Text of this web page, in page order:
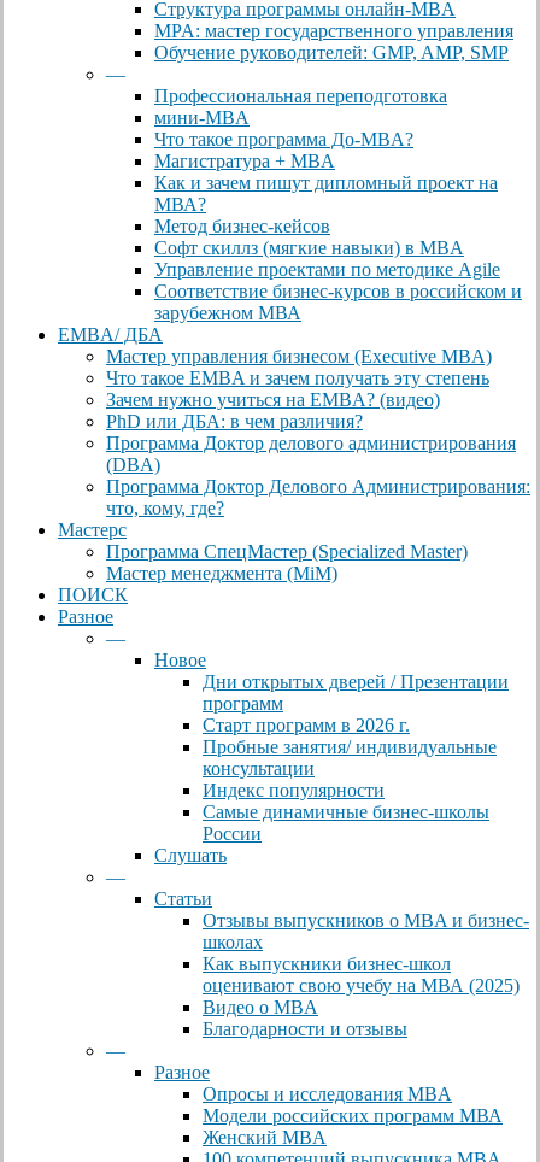
Cтруктура программы онлайн-MBA
MPA: мастер государственного управления
Обучение руководителей: GMP, AMP, SMP
—
Профессиональная переподготовка
мини-MBA
Что такое программа До-MBA?
Магистратура + MBA
Как и зачем пишут дипломный проект на
МВА?
Метод бизнес-кейсов
Софт скиллз (мягкие навыки) в MBA
Управление проектами по методике Agile
Соответствие бизнес-курсов в российском и
зарубежном МВА
EMBA/ ДБA
Мастер управления бизнесом (Executive MBA)
Что такое EMBA и зачем получать эту степень
Зачем нужно учиться на EMBA? (видео)
PhD или ДБА: в чем различия?
Программа Доктор делового администрирования
(DBА)
Программа Доктор Делового Администрирования:
что, кому, где?
Мастерс
Программа СпецМастер (Specialized Master)
Мастер менеджмента (MiM)
ПОИСК
Разное
—
Новое
Дни открытых дверей / Презентации
программ
Старт программ в 2026 г.
Пробные занятия/ индивидуальные
консультации
Индекс популярности
Самые динамичные бизнес-школы
России
Слушать
—
Статьи
Отзывы выпускников о MBA и бизнес-
школах
Как выпускники бизнес-школ
оценивают свою учебу на МВА (2025)
Видео о MBA
Благодарности и отзывы
—
Разное
Опросы и исследования MBA
Модели российских программ МВА
Женский MBA